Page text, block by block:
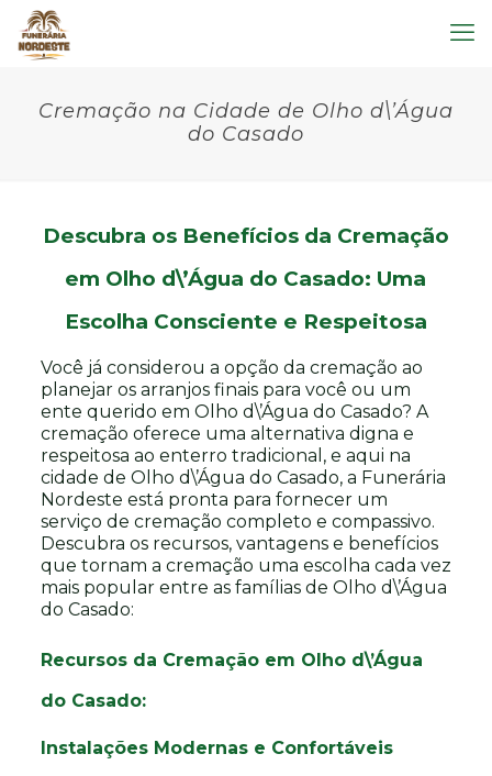
Cremação na Cidade de Olho d\’Água
do Casado
Descubra os Benefícios da Cremação
em Olho d\’Água do Casado: Uma
Escolha Consciente e Respeitosa
Você já considerou a opção da cremação ao
planejar os arranjos finais para você ou um
ente querido em Olho d\’Água do Casado? A
cremação oferece uma alternativa digna e
respeitosa ao enterro tradicional, e aqui na
cidade de Olho d\’Água do Casado, a Funerária
Nordeste está pronta para fornecer um
serviço de cremação completo e compassivo.
Descubra os recursos, vantagens e benefícios
que tornam a cremação uma escolha cada vez
mais popular entre as famílias de Olho d\’Água
do Casado:
Recursos da Cremação em Olho d\’Água
do Casado:
Instalações Modernas e Confortáveis